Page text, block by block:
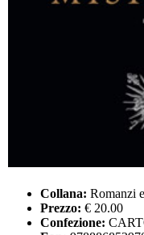
Collana: Romanzi
Prezzo: € 20.00
Confezione: